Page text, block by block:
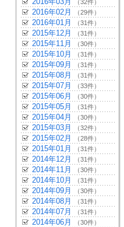
（32件）
2016年02月 （29件）
2016年01月 （31件）
2015年12月 （31件）
2015年11月 （30件）
2015年10月 （31件）
2015年09月 （31件）
2015年08月 （31件）
2015年07月 （33件）
2015年06月 （30件）
2015年05月 （31件）
2015年04月 （30件）
2015年03月 （32件）
2015年02月 （28件）
2015年01月 （31件）
2014年12月 （31件）
2014年11月 （30件）
2014年10月 （31件）
2014年09月 （30件）
2014年08月 （31件）
2014年07月 （31件）
2014年06月 （30件）